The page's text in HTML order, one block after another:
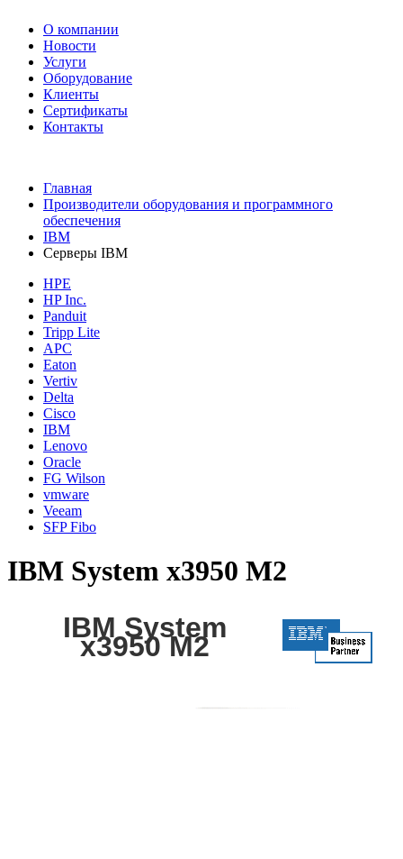
О компании
Новости
Услуги
Оборудование
Клиенты
Сертификаты
Контакты
Главная
Производители оборудования и программного
обеспечения
IBM
Серверы IBM
HPE
HP Inc.
Panduit
Tripp Lite
APC
Eaton
Vertiv
Delta
Cisco
IBM
Lenovo
Oracle
FG Wilson
vmware
Veeam
SFP Fibo
IBM System x3950 M2
IBM System
x3950 M2